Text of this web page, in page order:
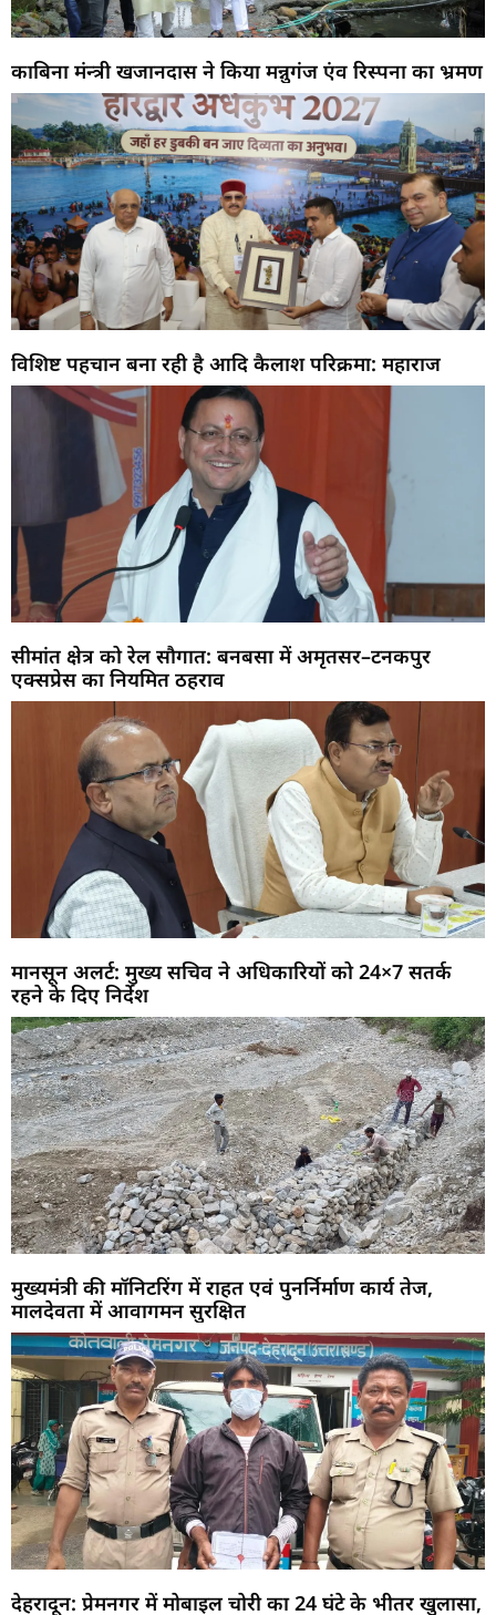
काबिना मंन्त्री खजानदास ने किया मन्नुगंज एंव रिस्पना का भ्रमण
विशिष्ट पहचान बना रही है आदि कैलाश परिक्रमा: महाराज
सीमांत क्षेत्र को रेल सौगात: बनबसा में अमृतसर–टनकपुर
एक्सप्रेस का नियमित ठहराव
मानसून अलर्ट: मुख्य सचिव ने अधिकारियों को 24×7 सतर्क
रहने के दिए निर्देश
मुख्यमंत्री की मॉनिटरिंग में राहत एवं पुनर्निर्माण कार्य तेज,
मालदेवता में आवागमन सुरक्षित
देहरादून: प्रेमनगर में मोबाइल चोरी का 24 घंटे के भीतर खुलासा,